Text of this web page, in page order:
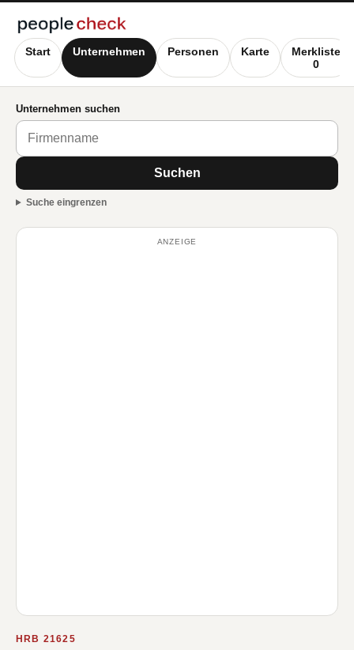
Start Unternehmen Personen Karte
Merkliste
0
Unternehmen suchen
Suchen
Suche eingrenzen
ANZEIGE
HRB 21625